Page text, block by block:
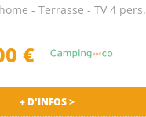
- Terrasse - TV 4 pers.
€
+ D'INFOS >